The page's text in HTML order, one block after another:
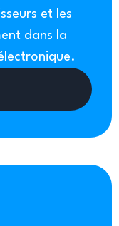
et les
dans la